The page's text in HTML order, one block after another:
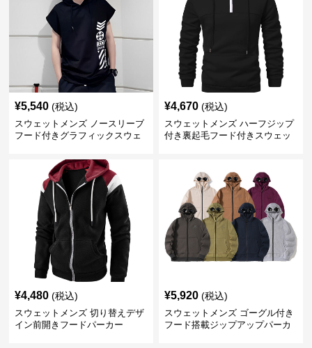
¥5,540 (税込)
スウェットメンズ ノースリーブ
フード付きグラフィックスウェ
¥4,670 (税込)
スウェットメンズ ハーフジップ
付き裏起毛フード付きスウェッ
¥4,480 (税込)
スウェットメンズ 切り替えデザ
イン前開きフードパーカー
¥5,920 (税込)
スウェットメンズ ゴーグル付き
フード搭載ジップアップパーカ